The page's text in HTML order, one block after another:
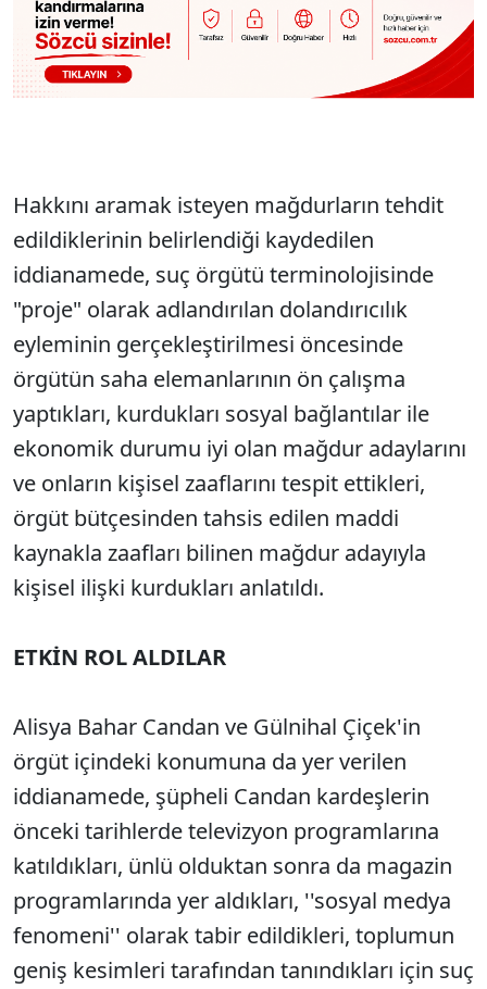
Hakkını aramak isteyen mağdurların tehdit
edildiklerinin belirlendiği kaydedilen
iddianamede, suç örgütü terminolojisinde
"proje" olarak adlandırılan dolandırıcılık
eyleminin gerçekleştirilmesi öncesinde
örgütün saha elemanlarının ön çalışma
yaptıkları, kurdukları sosyal bağlantılar ile
ekonomik durumu iyi olan mağdur adaylarını
ve onların kişisel zaaflarını tespit ettikleri,
örgüt bütçesinden tahsis edilen maddi
kaynakla zaafları bilinen mağdur adayıyla
kişisel ilişki kurdukları anlatıldı.
ETKİN ROL ALDILAR
Alisya Bahar Candan ve Gülnihal Çiçek'in
örgüt içindeki konumuna da yer verilen
iddianamede, şüpheli Candan kardeşlerin
önceki tarihlerde televizyon programlarına
katıldıkları, ünlü olduktan sonra da magazin
programlarında yer aldıkları, ''sosyal medya
fenomeni'' olarak tabir edildikleri, toplumun
geniş kesimleri tarafından tanındıkları için suç